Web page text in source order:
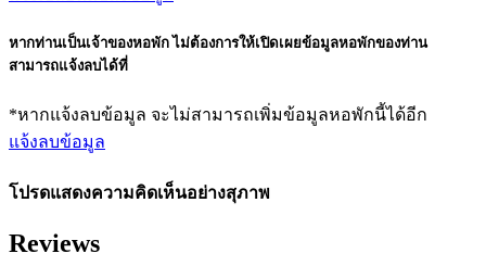
หากท่านเป็นเจ้าของหอพัก ไม่ต้องการให้เปิดเผยข้อมูลหอพักของท่าน
สามารถแจ้งลบได้ที่
*หากแจ้งลบข้อมูล จะไม่สามารถเพิ่มข้อมูลหอพักนี้ได้อีก
แจ้งลบข้อมูล
โปรดแสดงความคิดเห็นอย่างสุภาพ
Reviews